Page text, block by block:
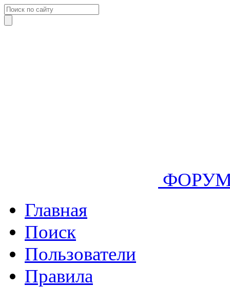
Главная
Поиск
Пользователи
Правила